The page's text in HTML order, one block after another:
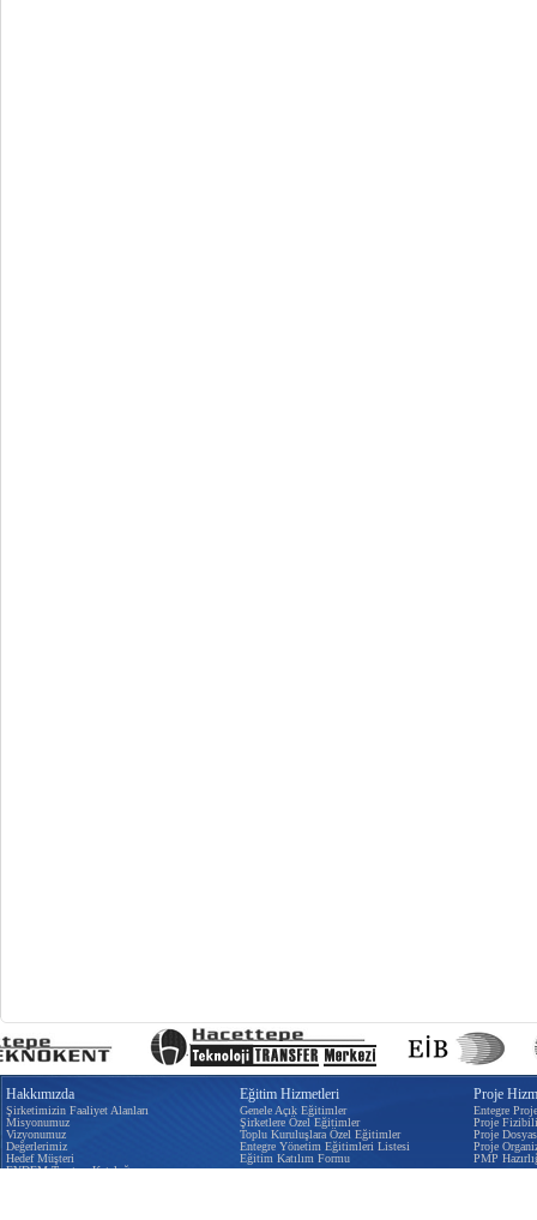
Hakkımızda
Şirketimizin Faaliyet Alanları
Misyonumuz
Vizyonumuz
Değerlerimiz
Hedef Müşteri
EYDEM Tanıtım Kataloğu
Eğitim Hizmetleri
Genele Açık Eğitimler
Şirketlere Özel Eğitimler
Toplu Kuruluşlara Özel Eğitimler
Entegre Yönetim Eğitimleri Listesi
Eğitim Katılım Formu
Proje
Entegre
Proje
Proje
Proje
PMP